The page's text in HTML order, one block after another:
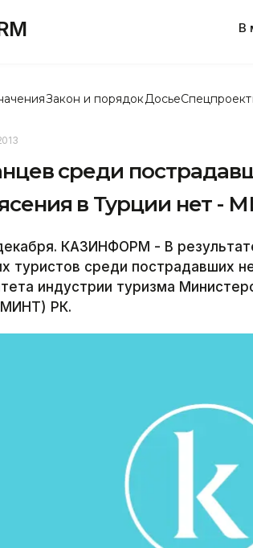
В
Закон и порядок Досье
среди
в Турции нет -
КАЗИНФОРМ - В
туристов среди пострадавших
индустрии туризма
РК.